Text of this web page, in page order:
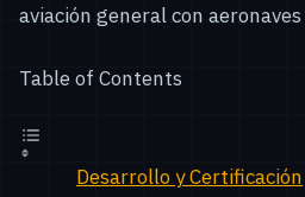
aviación general con
Table of Contents
Desarrollo y Certificación